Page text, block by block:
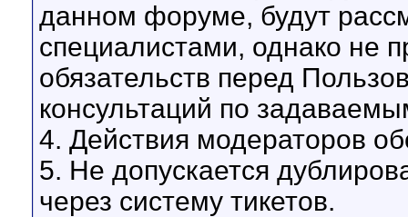
данном форуме, будут
специалистами, однако не
обязательств перед
консультаций по
4. Действия модераторов
5. Не допускается
через систему тикетов.